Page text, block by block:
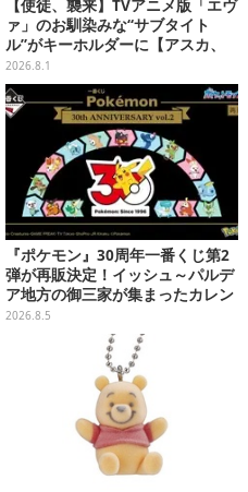
【使徒、襲来】TVアニメ版「エヴ
ァ」のお馴染みな“サブタイト
ル”がキーホルダーに【アスカ、
来日】
2026.8.1
『ポケモン』30周年一番くじ第2
弾が再販決定！イッシュ～パルデ
ア地方の御三家が集まったカレン
ダー、ぬいぐるみなど記念グッズ
2026.8.5